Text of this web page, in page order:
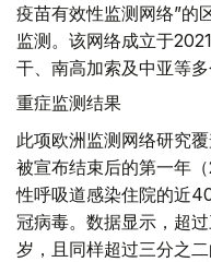
疫苗有效性监测网络”的
监测。该网络成立于
干、南高加索及中亚等多
重症监测结果
此项欧洲监测网络研究
被宣布结束后的第一年
性呼吸道感染住院的近
冠病毒。数据显示，超
岁，且同样超过三分之